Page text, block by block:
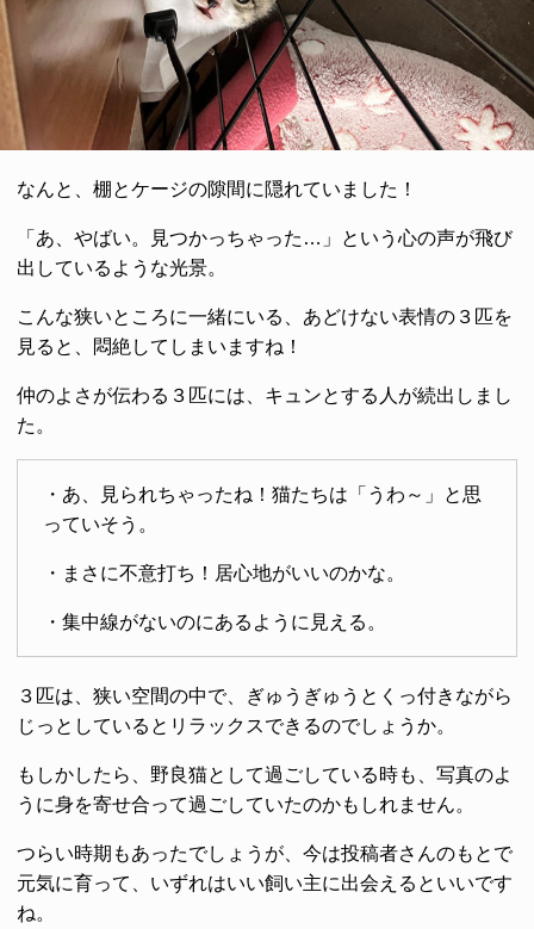
なんと、棚とケージの隙間に隠れていました！
「あ、やばい。見つかっちゃった…」という心の声が飛び
出しているような光景。
こんな狭いところに一緒にいる、あどけない表情の３匹を
見ると、悶絶してしまいますね！
仲のよさが伝わる３匹には、キュンとする人が続出しまし
た。
・あ、見られちゃったね！猫たちは「うわ～」と思
っていそう。
・まさに不意打ち！居心地がいいのかな。
・集中線がないのにあるように見える。
３匹は、狭い空間の中で、ぎゅうぎゅうとくっ付きながら
じっとしているとリラックスできるのでしょうか。
もしかしたら、野良猫として過ごしている時も、写真のよ
うに身を寄せ合って過ごしていたのかもしれません。
つらい時期もあったでしょうが、今は投稿者さんのもとで
元気に育って、いずれはいい飼い主に出会えるといいです
ね。